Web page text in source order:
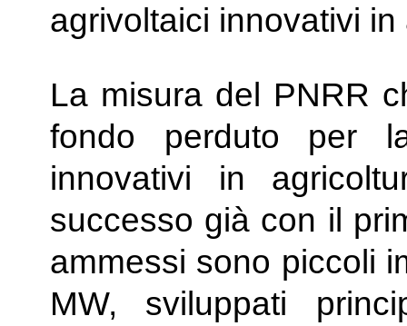
agrivoltaici innovativi in
La misura del PNRR
fondo perduto per
innovativi in
successo già con il
ammessi sono piccoli
MW, sviluppati